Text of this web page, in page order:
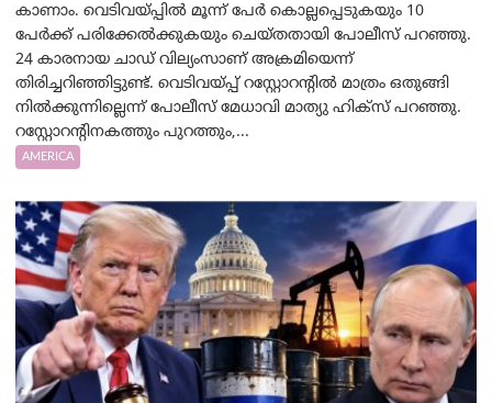
കാണാം. വെടിവയ്പ്പിൽ മൂന്ന് പേർ കൊല്ലപ്പെടുകയും 10
പേർക്ക് പരിക്കേൽക്കുകയും ചെയ്തതായി പോലീസ് പറഞ്ഞു.
24 കാരനായ ചാഡ് വില്യംസാണ് അക്രമിയെന്ന്
തിരിച്ചറിഞ്ഞിട്ടുണ്ട്. വെടിവയ്പ്പ് റസ്റ്റോറന്റിൽ മാത്രം ഒതുങ്ങി
നിൽക്കുന്നില്ലെന്ന് പോലീസ് മേധാവി മാത്യു ഹിക്സ് പറഞ്ഞു.
റസ്റ്റോറന്റിനകത്തും പുറത്തും,...
AMERICA